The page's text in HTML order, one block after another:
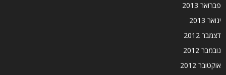
פברואר 2013
ינואר 2013
דצמבר 2012
נובמבר 2012
אוקטובר 2012